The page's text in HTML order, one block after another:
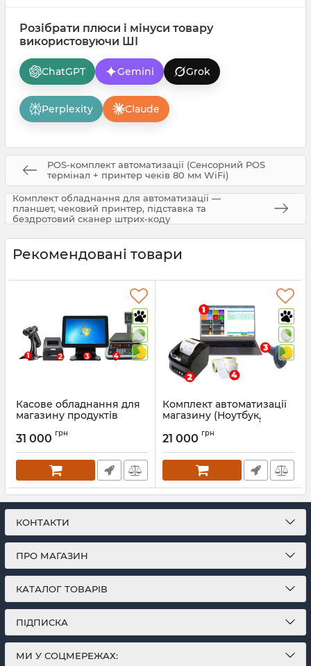
Розібрати плюси і мінуси товару
використовуючи ШІ
ChatGPT Gemini Grok
Perplexity Claude
POS-комплект автоматизації (Сенсорний POS
термінал + принтер чеків 80 мм WiFi)
Комплект обладнання для автоматизації —
планшет, чековий принтер, підставка та
бездротовий сканер штрих-коду
Рекомендовані товари
Касове обладнання для
магазину продуктів
термінал, ваги, принтер
кодів бездротовий)
Артикул:1180
31 000 грн
Комплект автоматизації
магазину (Ноутбук,
принтер етикеток/чеків,
бездротовий сканер
Артикул:1210
21 000 грн
КОНТАКТИ
ПРО МАГАЗИН
КАТАЛОГ ТОВАРІВ
ПІДПИСКА
МИ У СОЦМЕРЕЖАХ: